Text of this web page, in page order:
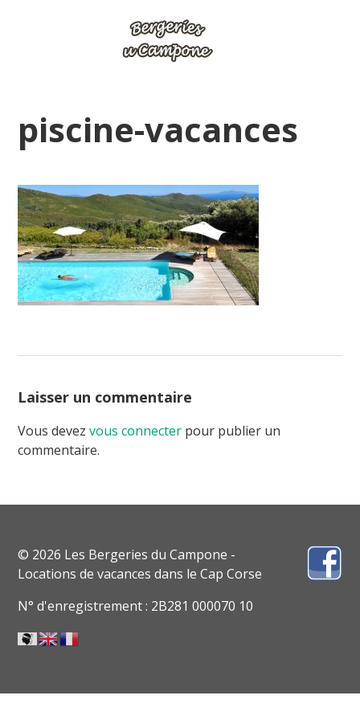
piscine-vacances
Laisser un commentaire
Vous devezvous connecter pour publier un
commentaire.
© 2026 Les Bergeries du Campone -
Locations de vacances dans le Cap Corse
N° d'enregistrement : 2B281 000070 10